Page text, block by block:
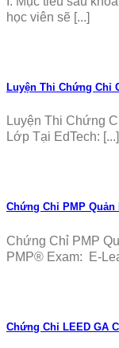
học viên sẽ [...]
Luyện Thi Chứng Chỉ
Luyện Thi Chứng
Lớp Tại EdTech: [...]
Chứng Chỉ PMP
Chứng Chỉ PMP
PMP® Exam: E-
Chứng Chỉ LEED GA